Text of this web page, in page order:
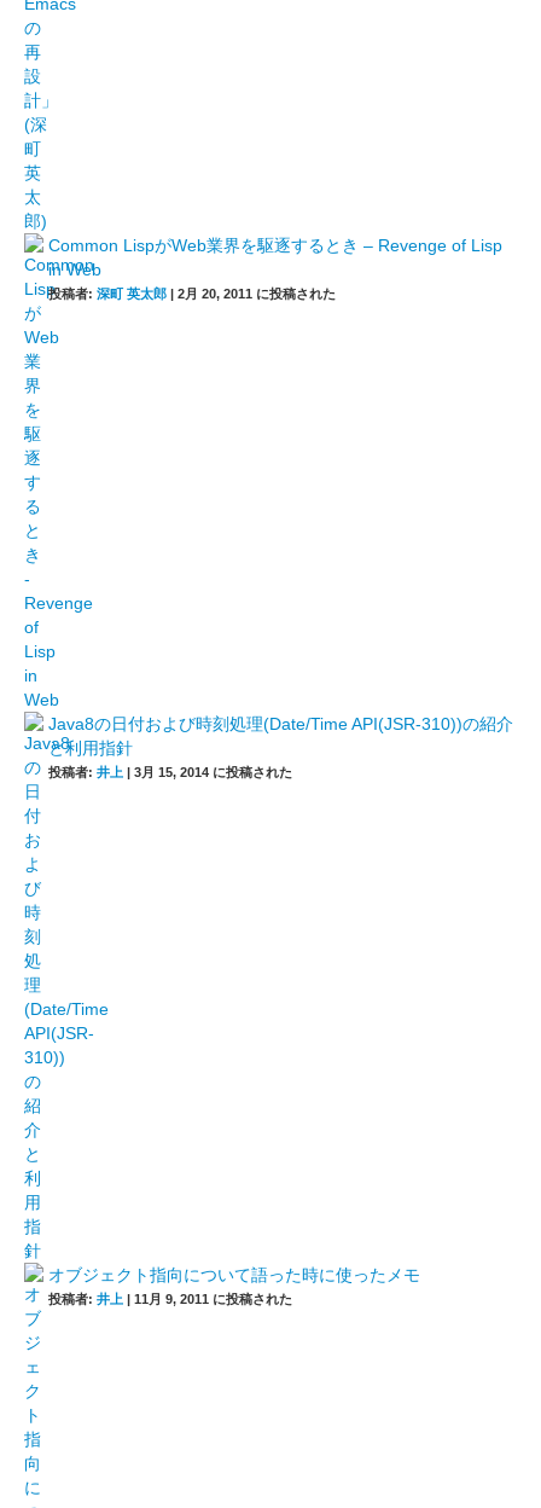
Common LispがWeb業界を駆逐するとき – Revenge of Lisp
in Web
投稿者: 深町 英太郎 | 2月 20, 2011 に投稿された
Java8の日付および時刻処理(Date/Time API(JSR-310))の紹介
と利用指針
投稿者: 井上 | 3月 15, 2014 に投稿された
オブジェクト指向について語った時に使ったメモ
投稿者: 井上 | 11月 9, 2011 に投稿された